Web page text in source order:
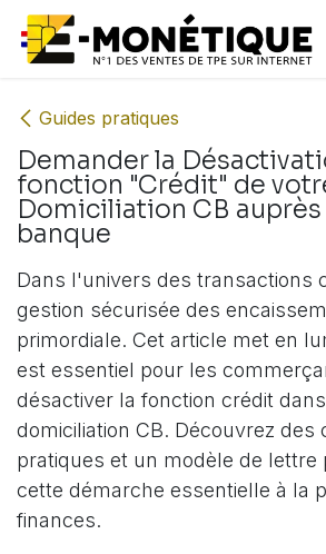
Se rendre au contenu
Guides pratiques
Demander la
fonction "Crédit" de
Domiciliation CB
banque
Dans l'univers des transactions
gestion sécurisée des
primordiale. Cet article met en
est essentiel pour les
désactiver la fonction crédit
domiciliation CB. Découvrez des
pratiques et un modèle de lettre
cette démarche essentielle à la
finances.